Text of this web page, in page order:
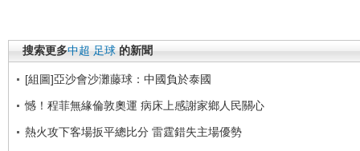
搜索更多中超 足球 的新聞
[組圖]亞沙會沙灘藤球：中國負於泰國
憾！程菲無緣倫敦奧運 病床上感謝家鄉人民關心
熱火攻下客場扳平總比分 雷霆錯失主場優勢